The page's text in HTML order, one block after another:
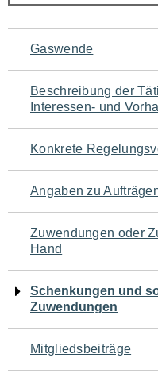
Navigation
für
den
Seiteninhalt
Gaswende
Beschreibung der
Interessen- und
Konkrete
Angaben zu
Zuwendungen oder
Hand
Schenkungen und
Zuwendungen
Mitgliedsbeiträge